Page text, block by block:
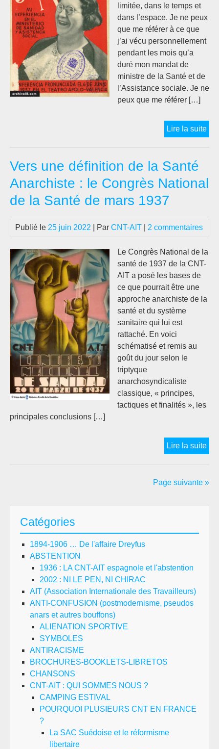
limitée, dans le temps et
dans l’espace. Je ne peux
que me référer à ce que
j’ai vécu personnellement
pendant les mois qu’a
duré mon mandat de
ministre de la Santé et de
l’Assistance sociale. Je ne
peux que me référer […]
Lire la suiteLa
Vers une définition de la Santé
Anarchiste : le Congrès National
de la Santé de mars 1937
Publié le 25 juin 2022 | Par CNT-AIT 2 commentaires
Le Congrès National de la
santé de 1937 de la CNT-
AIT a posé les bases de
ce que pourrait être une
approche anarchiste de la
santé et du système
sanitaire qui lui est
rattaché. En voici
schématisé et remis au
goût du jour selon le
triptyque
anarchosyndicaliste
classique, « principes,
tactiques et finalités », les
principales conclusions […]
Lire la suite
une
de
Page suivante »
Catégories
1894-1906 … De l'affaire Dreyfus
ABSTENTION
1936 : LA CNT-AIT espagnole et l'abstention
2002 : NI LE PEN, NI CHIRAC
AIT (Association Internationale des Travailleurs)
ANTI-CONFUSION (postmodernisme, pseudos
anars et autres bouffons)
ALIENATION SPORTIVE
SYMBOLES
ANTIRACISME
BROCHURES-BOOKLETS-LIBRETOS
CHANSONS
CNT-AIT : QUI SOMMES NOUS ?
CAMPING ESTIVAL
POURQUOI PLUSIEURS CNT EN FRANCE
?
La SAC Suédoise et le réformisme
libertaire